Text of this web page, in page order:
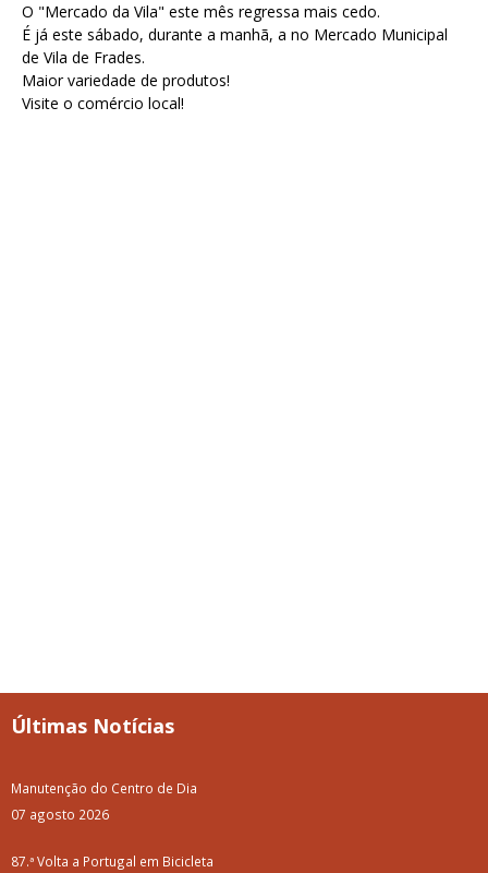
O "Mercado da Vila" este mês regressa mais cedo.
É já este sábado, durante a manhã, a no Mercado Municipal
de Vila de Frades.
Maior variedade de produtos!
Visite o comércio local!
Últimas Notícias
Manutenção do Centro de Dia
07 agosto 2026
87.ª Volta a Portugal em Bicicleta